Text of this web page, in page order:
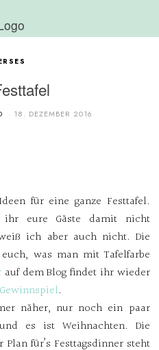
18. DEZEMBER 2016
für eine ganze Festtafel.
eure Gäste damit nicht
ich aber auch nicht. Die
was man mit Tafelfarbe
auf dem Blog findet ihr wieder
Gewinnspiel.
näher, nur noch ein paar
es ist Weihnachten. Die
für’s Festtagsdinner steht